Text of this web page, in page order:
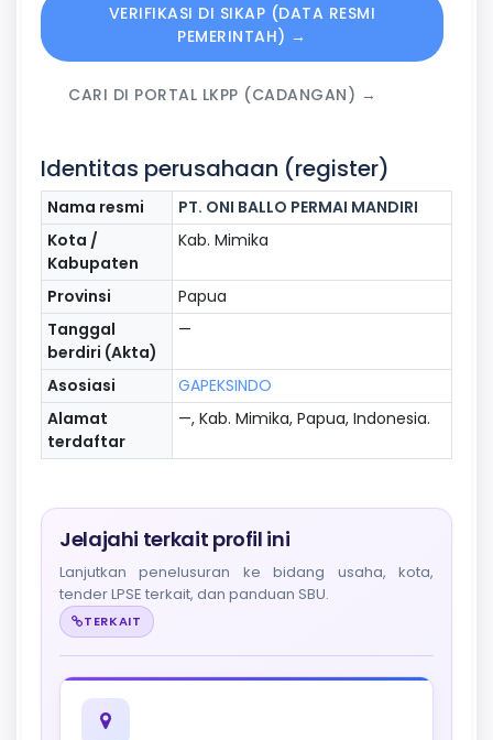
VERIFIKASI DI SIKAP (DATA RESMI
PEMERINTAH) →
CARI DI PORTAL LKPP (CADANGAN) →
Identitas perusahaan (register)
Nama resmi
PT. ONI BALLO PERMAI MANDIRI
Kota /
Kabupaten
Kab. Mimika
Provinsi
Papua
Tanggal
berdiri (Akta)
—
Asosiasi
GAPEKSINDO
Alamat
terdaftar
—, Kab. Mimika, Papua, Indonesia.
Jelajahi terkait profil ini
Lanjutkan penelusuran ke bidang usaha, kota,
tender LPSE terkait, dan panduan SBU.
TERKAIT